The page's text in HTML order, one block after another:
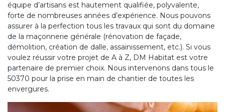
équipe d’artisans est hautement qualifiée, polyvalente,
forte de nombreuses années d’expérience. Nous pouvons
assurer à la perfection tous les travaux qui sont du domaine
de la maçonnerie générale (rénovation de façade,
démolition, création de dalle, assainissement, etc.). Si vous
voulez réussir votre projet de A à Z, DM Habitat est votre
partenaire de premier choix. Nous intervenons dans tous le
50370 pour la prise en main de chantier de toutes les
envergures.